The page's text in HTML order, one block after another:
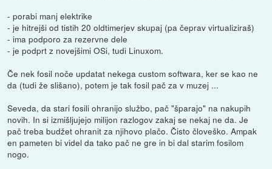
- porabi manj elektrike
- je hitrejši od tistih 20 oldtimerjev skupaj (pa čeprav virtualiziraš)
- ima podporo za rezervne dele
- je podprt z novejšimi OSi, tudi Linuxom.
Če nek fosil noče updatat nekega custom softwara, ker se kao ne
da (tudi že slišano), potem je tak fosil pač za v muzej ...
Seveda, da stari fosili ohranijo službo, pač "šparajo" na nakupih
novih. In si izmišljujejo milijon razlogov zakaj se nekaj ne da. Je
pač treba budžet ohranit za njihovo plačo. Čisto človeško. Ampak
en pameten bi videl da tako pač ne gre in bi dal starim fosilom
nogo.